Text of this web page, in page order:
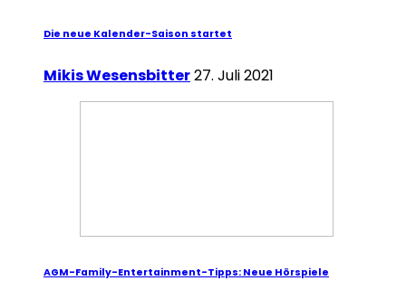
Die neue Kalender-Saison startet
Mikis Wesensbitter27. Juli 2021
AGM-Family-Entertainment-Tipps: Neue Hörspiele